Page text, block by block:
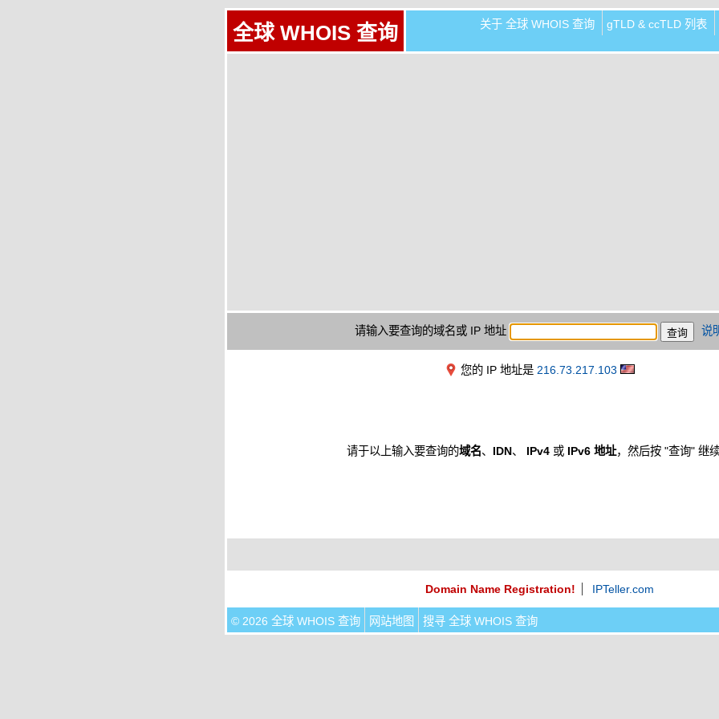
全球 WHOIS 查询 关于 全球 WHOIS 查询 gTLD & ccTLD 列表
请输入要查询的域名或 IP 地址 说
您的 IP 地址是 216.73.217.103
请于以上输入要查询的域名、 IDN、 IPv4 或 IPv6 地址，然后按 "查询" 继续
Domain Name Registration! IPTeller.com
© 2026 全球 WHOIS 查询 网站地图 搜寻 全球 WHOIS 查询